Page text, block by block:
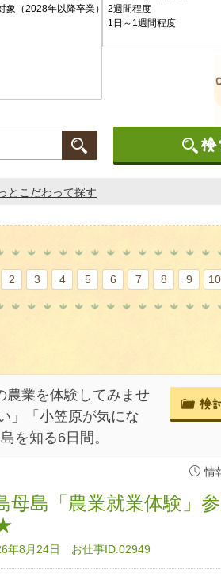
とこだわって探す
2 3 4 5 6 7 8 9 10
農業を体験してみませ
」「小笠原が気にな
を知る6日間。
情
母島「農業就業体験」参
年8月24日 お仕事ID:02949